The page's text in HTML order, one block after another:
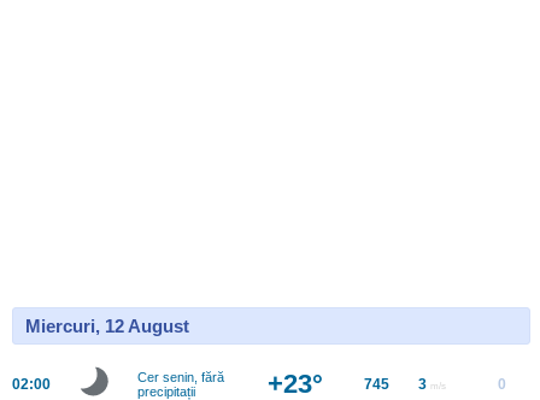
Miercuri, 12 August
02:00
Cer senin, fără
precipitații
+23° 745 3 m/s 0